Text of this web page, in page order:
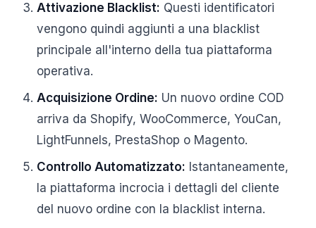
Attivazione Blacklist: Questi identificatori
vengono quindi aggiunti a una blacklist
principale all'interno della tua piattaforma
operativa.
Acquisizione Ordine: Un nuovo ordine COD
arriva da Shopify, WooCommerce, YouCan,
LightFunnels, PrestaShop o Magento.
Controllo Automatizzato: Istantaneamente,
la piattaforma incrocia i dettagli del cliente
del nuovo ordine con la blacklist interna.